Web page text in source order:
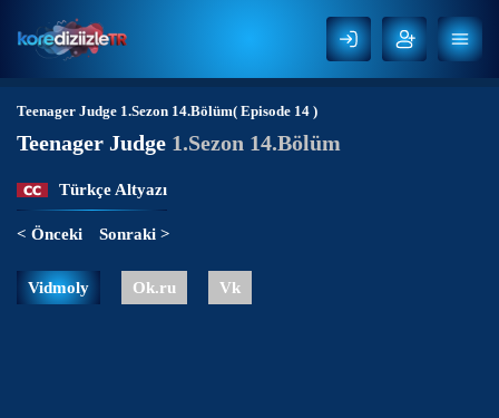
Teenager Judge 1.Sezon 14.Bölüm( Episode 14 )
Teenager Judge 1.Sezon 14.Bölüm
Türkçe Altyazı
< Önceki Sonraki >
Vidmoly Ok.ru Vk